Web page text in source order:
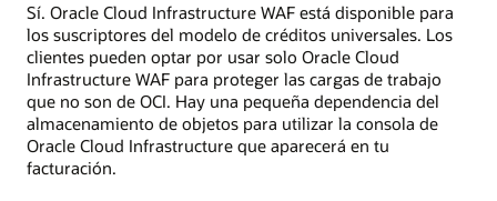
Sí. Oracle Cloud Infrastructure WAF está disponible para
los suscriptores del modelo de créditos universales. Los
clientes pueden optar por usar solo Oracle Cloud
Infrastructure WAF para proteger las cargas de trabajo
que no son de OCI. Hay una pequeña dependencia del
almacenamiento de objetos para utilizar la consola de
Oracle Cloud Infrastructure que aparecerá en tu
facturación.